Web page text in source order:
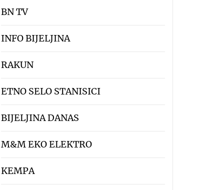
BN TV
INFO BIJELJINA
RAKUN
ETNO SELO STANISICI
BIJELJINA DANAS
M&M EKO ELEKTRO
KEMPA